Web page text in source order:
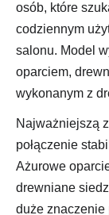
osób, które
codziennym
salonu. Model
oparciem,
wykonanym z
Najważniejszą
połączenie
Ażurowe
drewniane
duże znaczenie